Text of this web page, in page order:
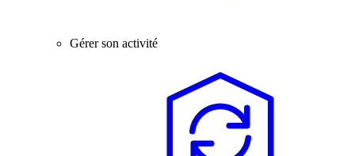
Gérer son activité